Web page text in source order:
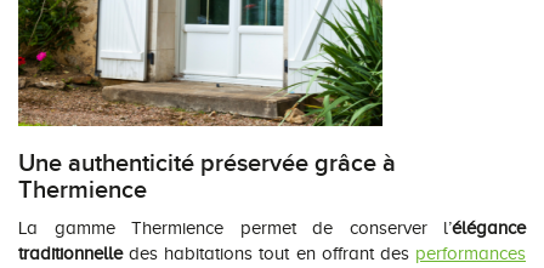
Une authenticité préservée grâce à
Thermience
La gamme Thermience permet de conserver l’élégance
traditionnelledes habitations tout en offrant des performances